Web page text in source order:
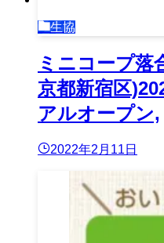
生協
ミニコープ落
京都新宿区
アルオープン,
2022年2月11日